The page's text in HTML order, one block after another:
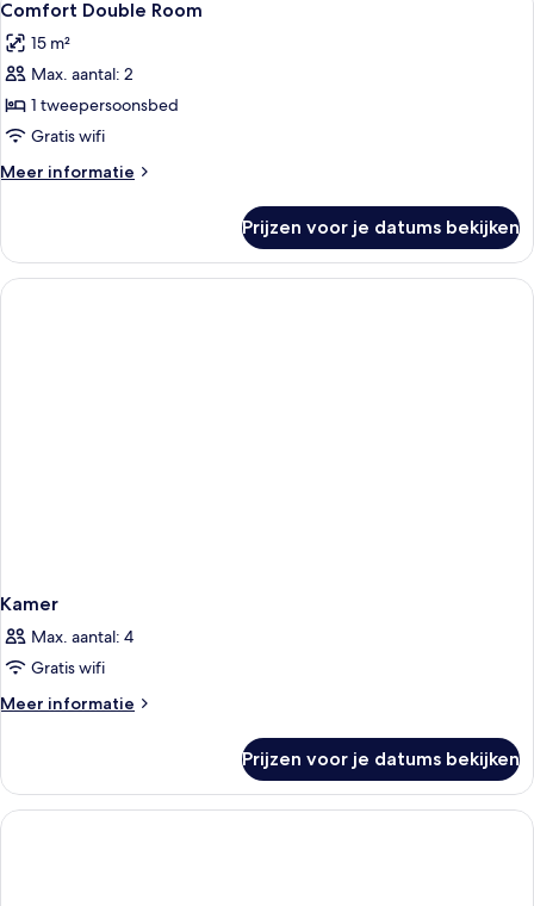
niet-
(Separate
Living
foto's
voor
Comfort
Double
Room
laden
11
Comfort Double Room
15 m²
Max. aantal: 2
1 tweepersoonsbed
Gratis wifi
Meer informatie
Meer
Double
Room
Prijzen voor je datums bekijken
Kamer
Max. aantal: 4
Gratis wifi
Meer informatie
Meer
Prijzen voor je datums bekijken